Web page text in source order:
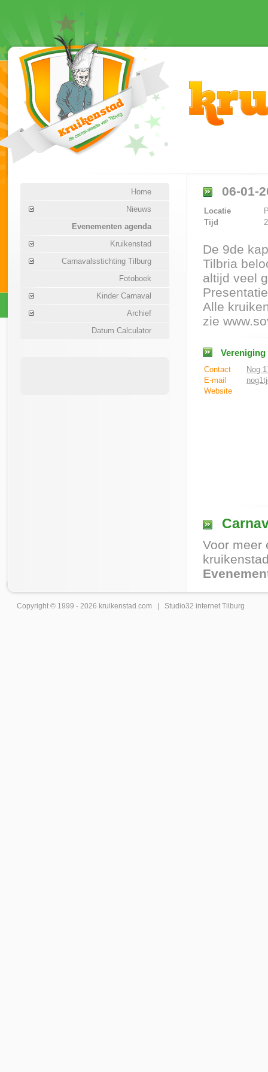
Home
Nieuws
Evenementen agenda
Kruikenstad
Carnavalsstichting Tilburg
Fotoboek
Kinder Carnaval
Archief
Datum Calculator
06-01-
Locatie
Tijd
De 9de
Tilbria
altijd veel
Alle
zie
Vereniging
Contact
Nog
E-mail
Website
Voor meer
Copyright © 1999 - 2026 kruikenstad .com | Studio32 internet Tilburg